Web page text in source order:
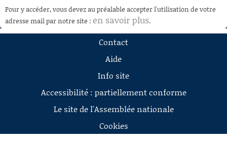
RECHERCHE
AIDE À LA DÉCOUPE
DE VIDÉOS
Pour y accéder, vous devez au préalable accepter l'utilisation de votre
adresse mail par notre site : en savoir plus.
Contact
Aide
Info site
Accessibilité : partiellement conforme
Le site de l'Assemblée nationale
Cookies